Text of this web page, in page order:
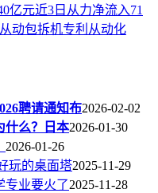
亿元近3日从力净流入71
动包拆机专利从动化
聘请通知布2026-02-02
什么？日本2026-01-30
2026-01-26
玩的桌面塔2025-11-29
专业要火了2025-11-28